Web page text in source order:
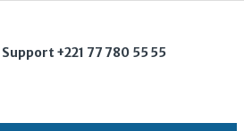
Support +221 77 780 55 55